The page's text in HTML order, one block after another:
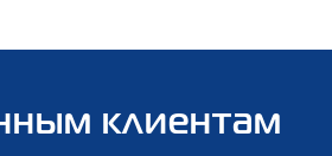
клиентам